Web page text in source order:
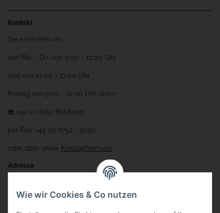
Kontakt
Sie erreichen uns
von Mo. - Do. von 9:00 - 12:00 Uhr
und von 14:00 - 17:00 Uhr
Freitag von 9:00 - 12:00 Uhr unter:
☎️ +49 (0) 8752 8658090
per Fax: +49 (0) 8752 - 9599
oder über unser Kontaktformular
Adresse
Gewerbering 17
Wie wir Cookies & Co nutzen